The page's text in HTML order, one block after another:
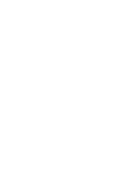
mehr als einem Gerät
jedes Gerät, von dem
zugreifen
zum selben Haushalt
– zum selben
3 –
DER
Service Software auf